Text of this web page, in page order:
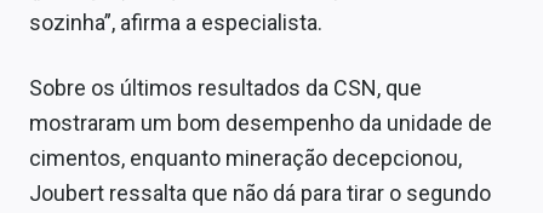
sozinha”, afirma a especialista.
Sobre os últimos resultados da CSN, que
mostraram um bom desempenho da unidade de
cimentos, enquanto mineração decepcionou,
Joubert ressalta que não dá para tirar o segundo